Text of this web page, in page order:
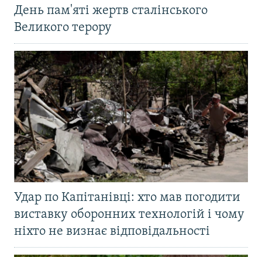
День пам'яті жертв сталінського
Великого терору
Удар по Капітанівці: хто мав погодити
виставку оборонних технологій і чому
ніхто не визнає відповідальності